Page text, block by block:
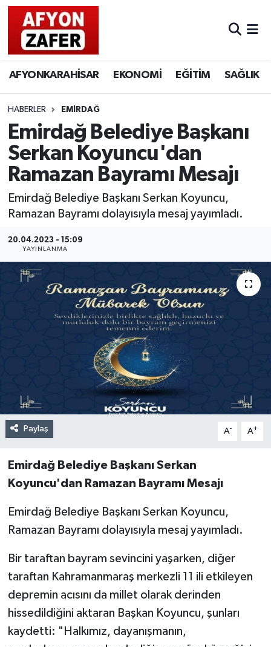
AFYONKARAHİSAR EKONOMİ EĞİTİM SAĞLIK
HABERLER EMİRDAĞ
Emirdağ Belediye Başkanı
Serkan Koyuncu'dan
Ramazan Bayramı Mesajı
Emirdağ Belediye Başkanı Serkan Koyuncu,
Ramazan Bayramı dolayısıyla mesaj yayımladı.
20.04.2023 - 15:09
YAYINLANMA
Paylaş A- A+
Emirdağ Belediye Başkanı Serkan
Koyuncu'dan Ramazan Bayramı Mesajı
Emirdağ Belediye Başkanı Serkan Koyuncu,
Ramazan Bayramı dolayısıyla mesaj yayımladı.
Bir taraftan bayram sevincini yaşarken, diğer
taraftan Kahramanmaraş merkezli 11 ili etkileyen
depremin acısını da millet olarak derinden
hissedildiğini aktaran Başkan Koyuncu, şunları
kaydetti: "Halkımız, dayanışmanın,